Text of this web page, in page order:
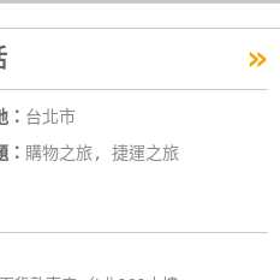
»
： 台北市
購物之旅, 捷運之旅